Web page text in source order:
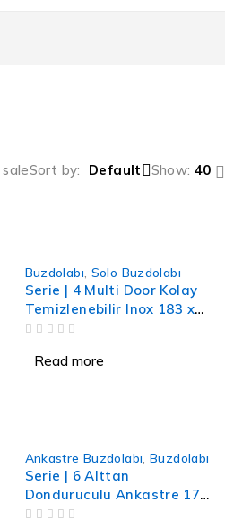
Sort by Default Show: 40
Buzdolabı Solo Buzdolabı
Serie | 4 Multi Door Kolay
Temizlenebilir Inox 183 x
90.5
Read more
Ankastre Buzdolabı Buzdolabı
Serie | 6 Alttan
Donduruculu Ankastre 177
x 55 Buzdolabı